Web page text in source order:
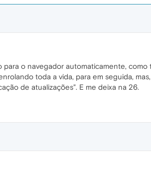
para o navegador automaticamente,
toda a vida, para em seguida,
de atualizações". E me deixa na 26.